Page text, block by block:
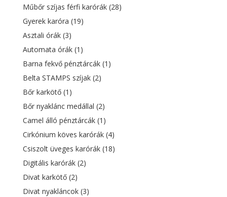
Műbőr szíjas férfi karórák (28)
Gyerek karóra (19)
Asztali órák (3)
Automata órák (1)
Barna fekvő pénztárcák (1)
Belta STAMPS szíjak (2)
Bőr karkötő (1)
Bőr nyaklánc medállal (2)
Camel álló pénztárcák (1)
Cirkónium köves karórák (4)
Csiszolt üveges karórák (18)
Digitális karórák (2)
Divat karkötő (2)
Divat nyakláncok (3)